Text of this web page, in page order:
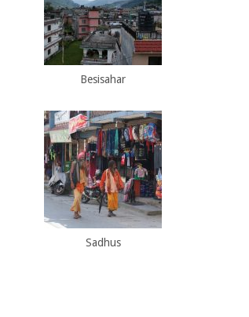
Besisahar
Sadhus